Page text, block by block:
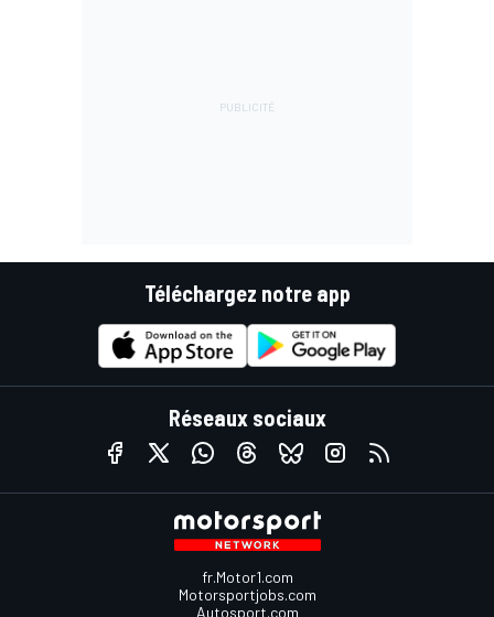
Téléchargez notre app
Réseaux sociaux
fr.Motor1.com
Motorsportjobs.com
Autosport.com